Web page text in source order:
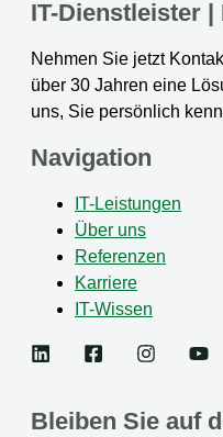
IT-Dienstleister |
Nehmen Sie jetzt
über 30 Jahren eine
uns, Sie persönlich
Navigation
IT-Leistungen
Über uns
Referenzen
Karriere
IT-Wissen
Bleiben Sie auf